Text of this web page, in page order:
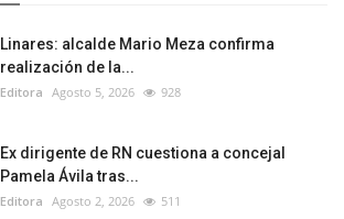
Linares: alcalde Mario Meza confirma
realización de la...
Editora Agosto 5, 2026 928
Ex dirigente de RN cuestiona a concejal
Pamela Ávila tras...
Editora Agosto 2, 2026 511